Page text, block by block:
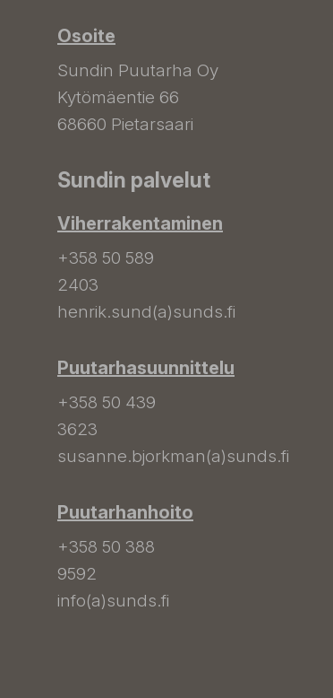
Osoite
Sundin Puutarha Oy
Kytömäentie 66
68660 Pietarsaari
Sundin palvelut
Viherrakentaminen
+358 50 589
2403
henrik.sund(a)sunds.fi
Puutarhasuunnittelu
+358 50 439
3623
susanne.bjorkman(a)sunds.fi
Puutarhanhoito
+358 50 388
9592
info(a)sunds.fi